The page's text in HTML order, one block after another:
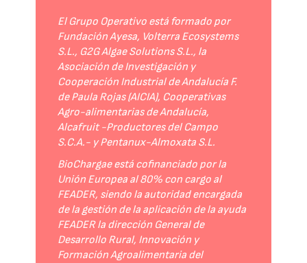
El Grupo Operativo está formado por
Fundación Ayesa, Volterra Ecosystems
S.L., G2G Algae Solutions S.L., la
Asociación de Investigación y
Cooperación Industrial de Andalucía F.
de Paula Rojas (AICIA), Cooperativas
Agro-alimentarias de Andalucía,
Alcafruit -Productores del Campo
S.C.A.- y Pentanux-Almoxata S.L.
BioChargae está cofinanciado por la
Unión Europea al 80% con cargo al
FEADER, siendo la autoridad encargada
de la gestión de la aplicación de la ayuda
FEADER la dirección General de
Desarrollo Rural, Innovación y
Formación Agroalimentaria del